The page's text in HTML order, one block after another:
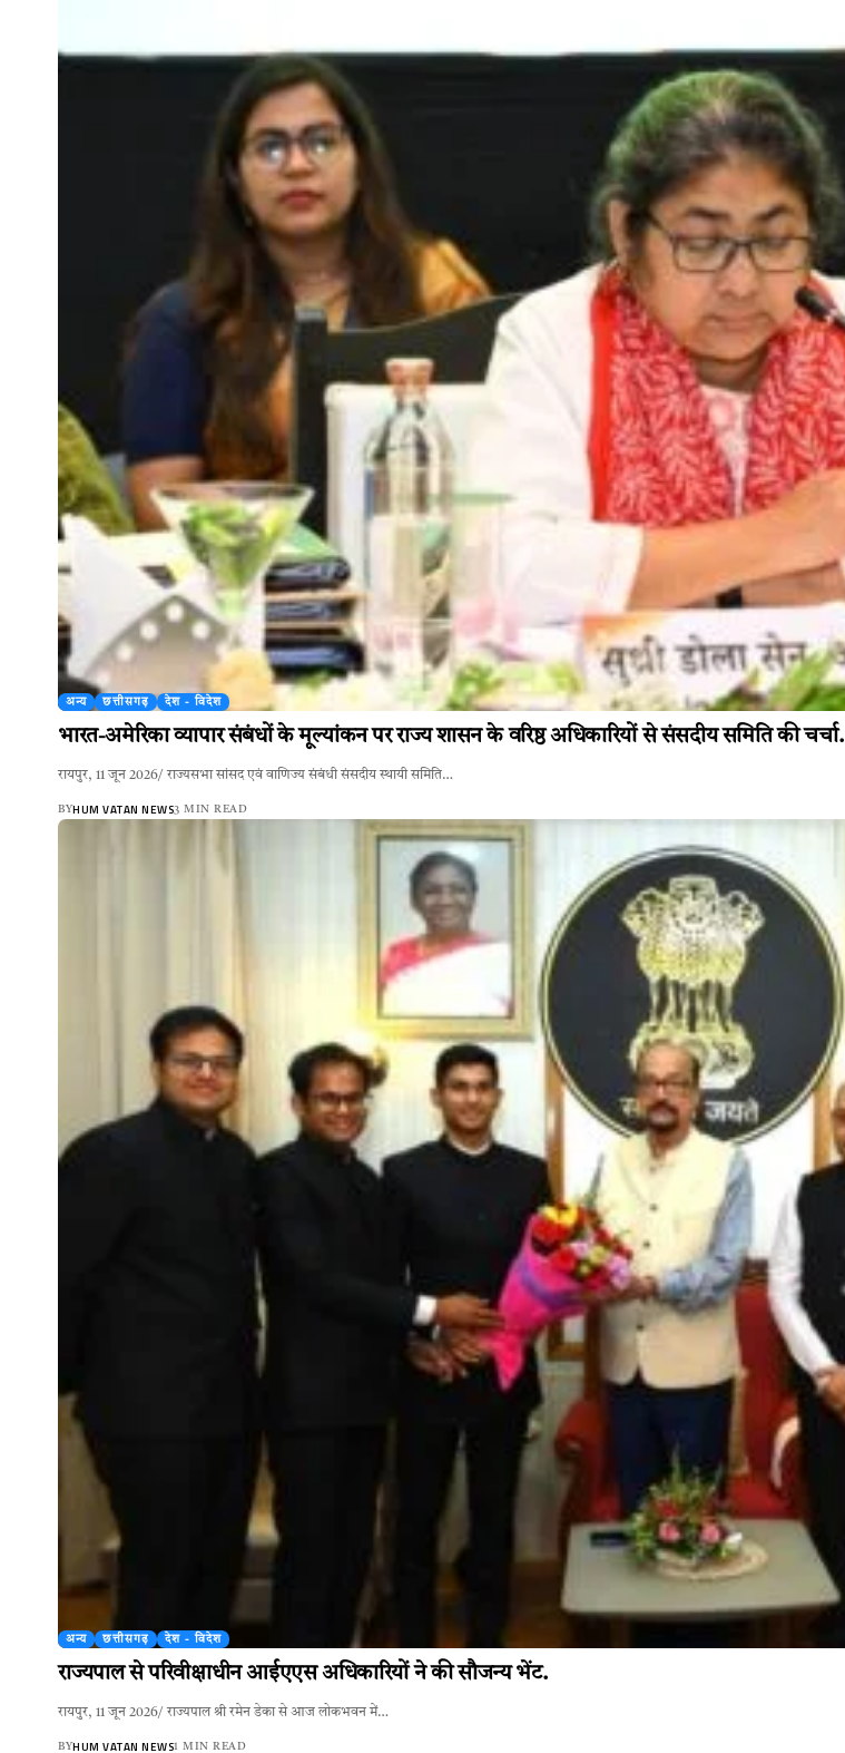
अन्य छत्तीसगढ़ देश - विदेश
भारत-अमेरिका व्यापार संबंधों के मूल्यांकन पर राज्य शासन के वरिष्ठ अधिकारियों से संसदीय समिति की चर्चा.
रायपुर, 11 जून 2026/ राज्यसभा सांसद एवं वाणिज्य संबंधी संसदीय स्थायी समिति…
BYHUM VATAN NEWS3 MIN READ
अन्य छत्तीसगढ़ देश - विदेश
राज्यपाल से परिवीक्षाधीन आईएएस अधिकारियों ने की सौजन्य भेंट.
रायपुर, 11 जून 2026/ राज्यपाल श्री रमेन डेका से आज लोकभवन में…
BYHUM VATAN NEWS1 MIN READ